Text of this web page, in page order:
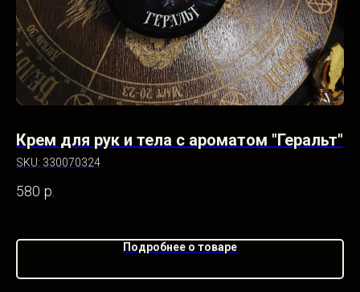
Крем для рук и тела с ароматом "Геральт"
SKU: 330070324
580 р.
Подробнее о товаре